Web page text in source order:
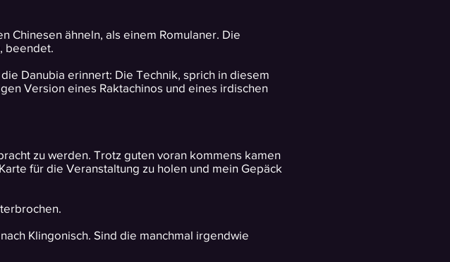
Chinesen ähneln, als einem Romulaner. Die
beendet.
Danubia erinnert: Die Technik, sprich in diesem
Version eines Raktachinos und eines irdischen
zu werden. Trotz guten voran kommens kamen
für die Veranstaltung zu holen und mein Gepäck
Klingonisch. Sind die manchmal irgendwie